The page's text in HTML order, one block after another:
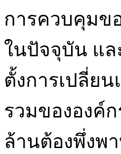
การควบคุมข
ในปัจจุบัน แล
ตั้งการเปลี่ย
รวมขององค์ก
ล้านต้องพึ่งพ